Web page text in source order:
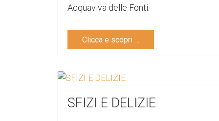
Acquaviva delle Fonti.
Clicca e scopri …
SFIZI E DELIZIE